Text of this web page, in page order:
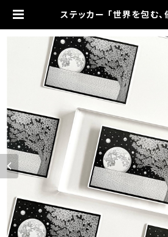
ステッカー 「世界を包む、優しい光」 |